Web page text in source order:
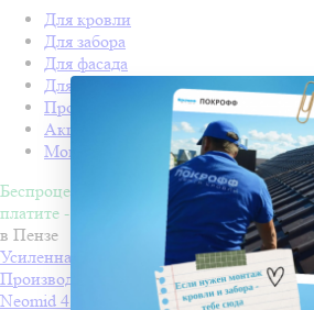
Для кровли
Для забора
Для фасада
Для дачи
Производство Покрофф
Акции
Монтаж
Беспроцентная рассрочка на 4 месяца.
платите - потом!
в Пензе
Усиленная односторонняя клейкая
Производитель
ИЗОСПАН
Neomid 450-II, Огнебиозащита II группа